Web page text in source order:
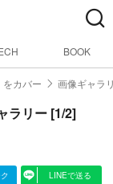
BOOK
カバー 画像ギャラ
ラリー [1/2]
LINEで送る